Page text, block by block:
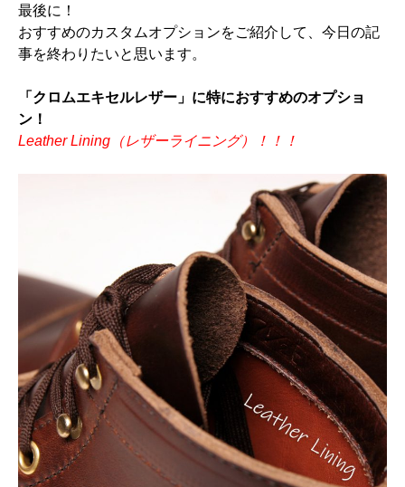
最後に！
おすすめのカスタムオプションをご紹介して、今日の記
事を終わりたいと思います。
「クロムエキセルレザー」に特におすすめのオプショ
ン！
Leather Lining（レザーライニング）！！！